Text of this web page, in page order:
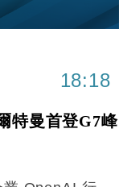
援Anthropic租用
增鉑金卡級別鎖
珠寶鐘錶銷售升勢
18:18
特曼首登G7峰